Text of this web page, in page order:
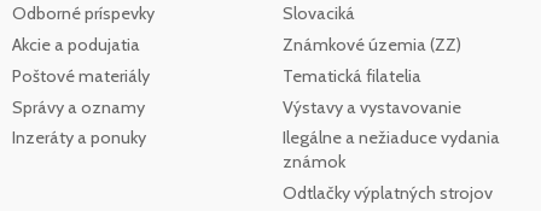
Odborné príspevky
Akcie a podujatia
Poštové materiály
Správy a oznamy
Inzeráty a ponuky
Slovaciká
Známkové územia (ZZ)
Tematická filatelia
Výstavy a vystavovanie
Ilegálne a nežiaduce vydania
známok
Odtlačky výplatných strojov